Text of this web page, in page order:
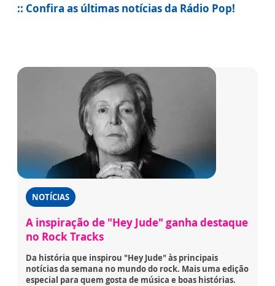
:: Confira as últimas notícias da Rádio Pop!
NOTÍCIAS
A inspiração de "Hey Jude" ganha destaque
no Rock Tracks
Da história que inspirou "Hey Jude" às principais
notícias da semana no mundo do rock. Mais uma edição
especial para quem gosta de música e boas histórias.